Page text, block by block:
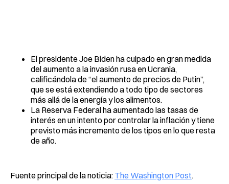
El presidente Joe Biden ha culpado en gran medida
del aumento a la invasión rusa en Ucrania,
calificándola de “el aumento de precios de Putin”,
que se está extendiendo a todo tipo de sectores
más allá de la energía y los alimentos.
La Reserva Federal ha aumentado las tasas de
interés en un intento por controlar la inflación y tiene
previsto más incremento de los tipos en lo que resta
de año.
Fuente principal de la noticia: The Washington Post.